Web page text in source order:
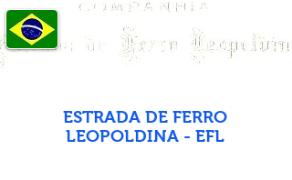
FERROVIAS BRASILEIRAS
Álbum de Fotos das Principais Ferrovias
do Brasil
ESTRADA DE FERRO
LEOPOLDINA - EFL